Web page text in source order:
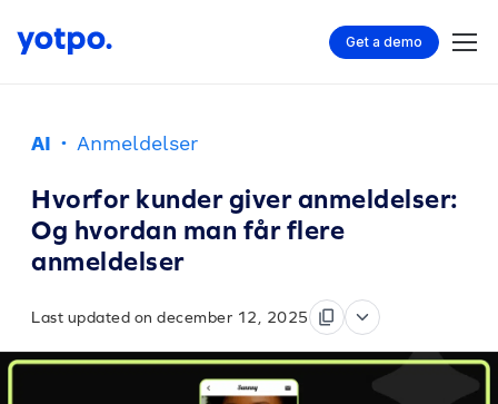
Get a demo
AI · Anmeldelser
Hvorfor kunder giver anmeldelser:
Og hvordan man får flere
anmeldelser
Last updated on december 12, 2025